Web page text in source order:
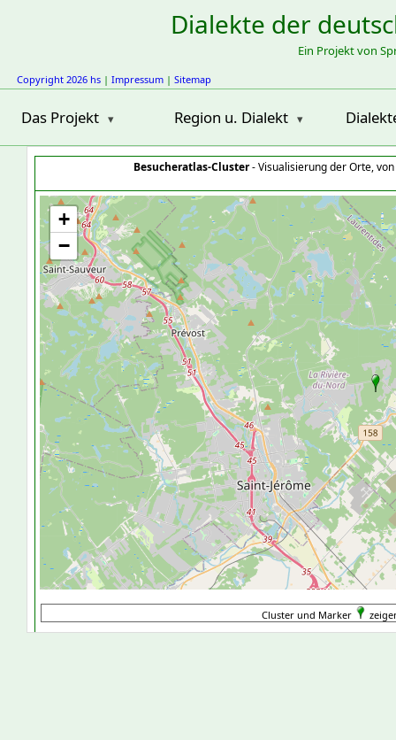
Dialekte der
Ein Projekt von
Copyright 2026 hs | Impressum | Sitemap
Das Projekt Region u. Dialekt
Besucheratlas-Cluster- Visualisierung der Orte,
+
−
Cluster und Marker